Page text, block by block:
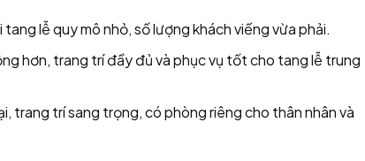
tang lễ quy mô nhỏ, số lượng khách viếng vừa phải.
hơn, trang trí đầy đủ và phục vụ tốt cho tang lễ trung
trang trí sang trọng, có phòng riêng cho thân nhân và